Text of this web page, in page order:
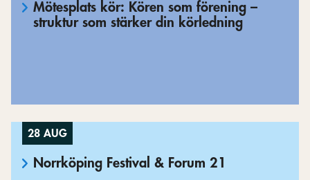
Mötesplats kör: Kören som förening –
struktur som stärker din körledning
28 AUG
Norrköping Festival & Forum 21